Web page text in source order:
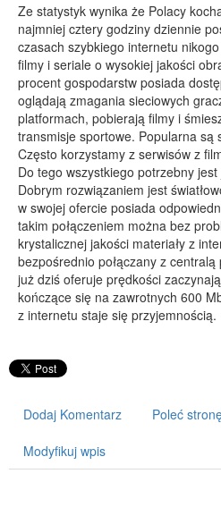
Chemia
Art. Spożywcze
Materiały Eksploatacyjne
Inne Sklepy
PRZYRZĄDY
Maszyny
Narzędzia
Przemysł Metalowy
PRZEWÓZ
Transport
Części Samochodowe
Wynajem
Salony, Komisy
Materiały Reklamowe
Ze statystyk wynika że Polacy
najmniej cztery godziny dziennie
czasach szybkiego internetu
filmy i seriale o wysokiej jakości
procent gospodarstw posiada
oglądają zmagania sieciowych
platformach, pobierają filmy i
transmisje sportowe. Popularna są
Często korzystamy z serwisów z
Do tego wszystkiego potrzebny
Dobrym rozwiązaniem jest
w swojej ofercie posiada
takim połączeniem można bez
krystalicznej jakości materiały z
bezpośrednio połączany z
już dziś oferuje prędkości
kończące się na zawrotnych 600
z internetu staje się przyjemnością.
Dodaj Komentarz Poleć
Modyfikuj wpis